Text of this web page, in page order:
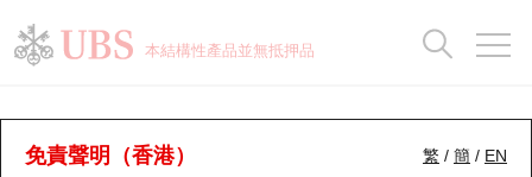
本結構性產品並無抵押品
繁 / 簡 / EN
免責聲明（香港）
認股證分析儀
瑞銀認股證一覽
街貨統計
牛熊全景快搜
街貨統計
十大升幅/跌幅
正股分析儀
持股比重
每月輪證大市專題